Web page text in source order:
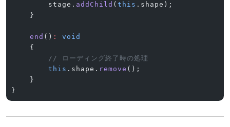
        stage.
addChild ( this .shape);
    }
    end
() :
void
    {
        // ローディング終了時の処理
        this
.shape. remove ();
    }
}